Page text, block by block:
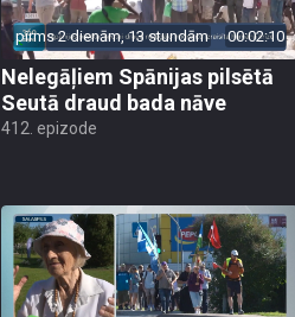
pirms 2 dienām, 13 stundām 00:02:10
Nelegāļiem Spānijas pilsētā
Seutā draud bada nāve
412. epizode